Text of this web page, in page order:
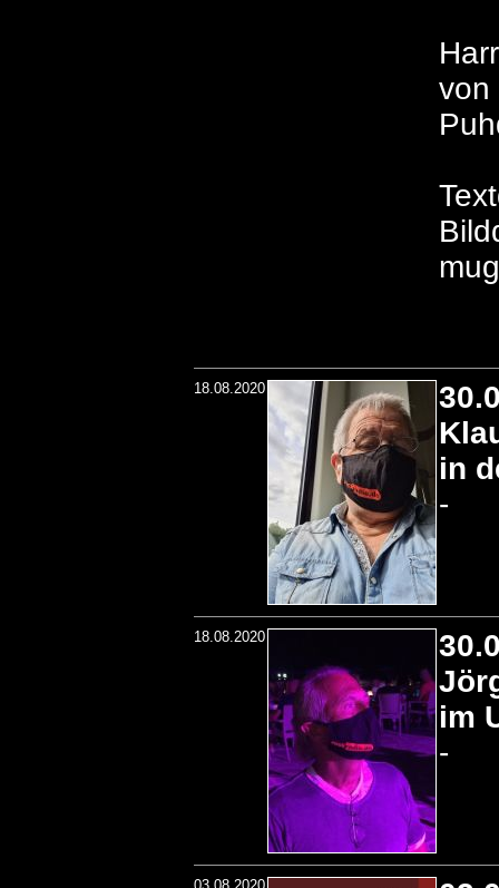
von
18.08.2020
in
-
18.08.2020
im
-